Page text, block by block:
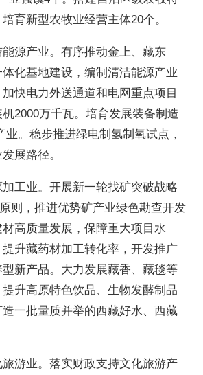
育新型农牧业经营主体20个。
产业。有序推动金上、藏东
化基地建设，编制清洁能源产业
快电力外送通道和电网重点项目
2000万千瓦。培育发展装备制造
业。稳步推进绿电制氢制氧试点，
展路径。
业。开展新一轮找矿突破战略
则，推进优势矿产业绿色勘查开发
高质量发展，保障重大项目水
升藏药材加工转化率，开发推广
新产品。大力发展藏香、藏毯等
升高原特色饮品、生物发酵制品
一批量质并举的西藏好水、西藏
业。落实财政支持文化旅游产